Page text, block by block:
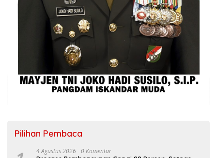
Pilihan Pembaca
4 Agustus 2026 0 Komentar